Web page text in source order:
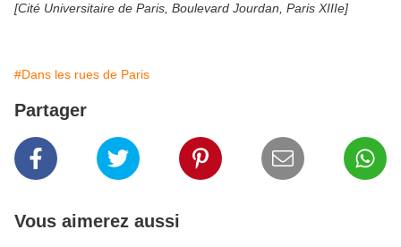
[Cité Universitaire de Paris, Boulevard Jourdan, Paris XIIIe]
#Dans les rues de Paris
Partager
Vous aimerez aussi